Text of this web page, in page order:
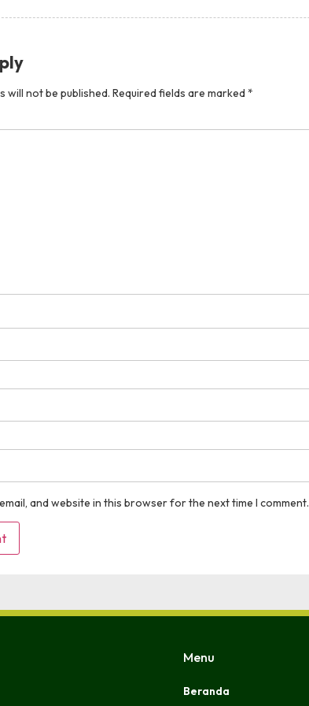
will not be published. Required fields are marked *
and website in this browser for the next time I comment.
Menu
Beranda